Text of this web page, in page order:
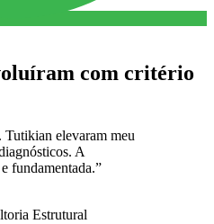
com critério
Tutikian elevaram meu
A
fundamentada.”
Estrutural